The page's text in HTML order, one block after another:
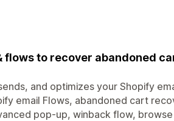
flows to recover abandoned
and optimizes your Shopify
email Flows, abandoned cart
pop-up, winback flow,